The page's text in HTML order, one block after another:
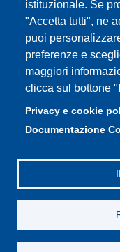
istituzionale. Se
"Accetta tutti", ne
puoi
preferenze e
maggiori
clicca sul bottone
Privacy e cookie
Documentazione
Sede di Modena: Via
2056511 - Fax 059
Sede di Reggio
Emilia, Tel. 0522